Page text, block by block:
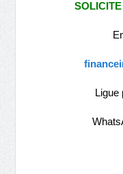
Ligue